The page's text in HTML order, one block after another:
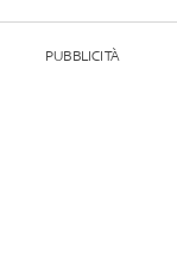
PUBBLICITÀ